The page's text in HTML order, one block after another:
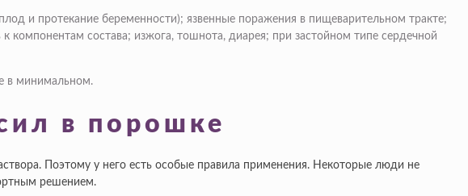
и протекание беременности); язвенные поражения в пищеварительном тракте;
компонентам состава; изжога, тошнота, диарея; при застойном типе сердечной
в минимальном.
в порошке
Поэтому у него есть особые правила применения. Некоторые люди не
решением.